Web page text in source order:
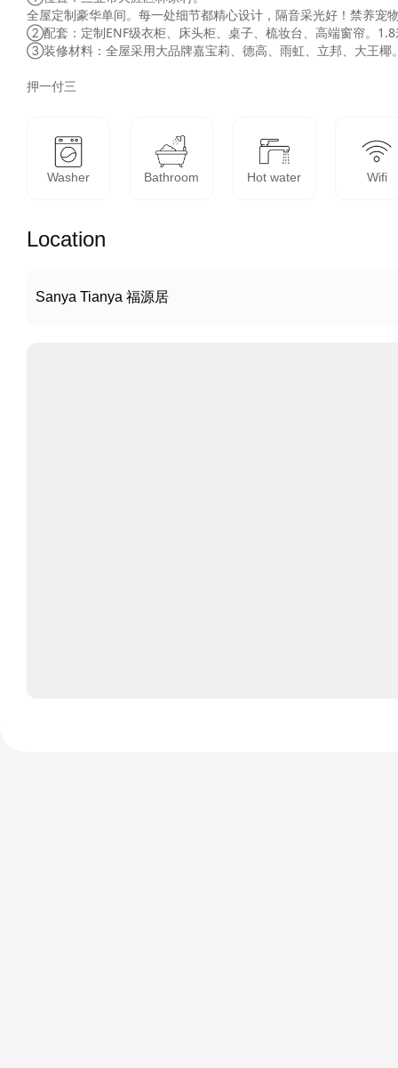
全屋定制豪华单间。每一处细节都精心设计，隔音采光好！禁养宠
②配套：定制ENF级衣柜、床头柜、桌子、梳妆台、高端窗帘。
③装修材料：全屋采用大品牌嘉宝莉、德高、雨虹、立邦、大王椰
押一付三
Washer Bathroom Hot water Wifi
Location
Sanya Tianya 福源居